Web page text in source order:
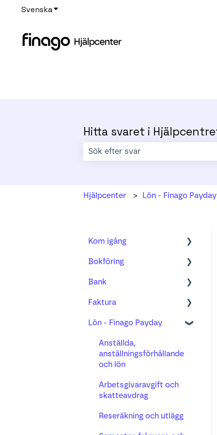
SvenskaVisa undermenyer för översättningar
Hitta svaret i
Hjälpcenter Lön - Finago Payday
Kom igång
Bokföring
Fakturering
Bank
Projekt
Lön
Busy tidsregistrering
Bokföring
Kom igång med ny
godkännande
Moms
AI-mottagandet
Bank
Bank
Bankavstämning
Betalning
Faktura
Order
Faktura
Distribution
Påminnelse och inkasso
Lön - Finago Payday
Anställda,
anställningsförhållande
och lön
Arbetsgivaravgift och
skatteavdrag
Reseräkning och utlägg